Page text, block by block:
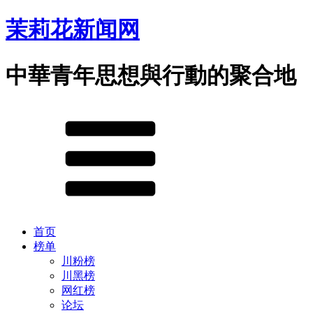
茉莉花新闻网
中華青年思想與行動的聚合地
首页
榜单
川粉榜
川黑榜
网红榜
论坛